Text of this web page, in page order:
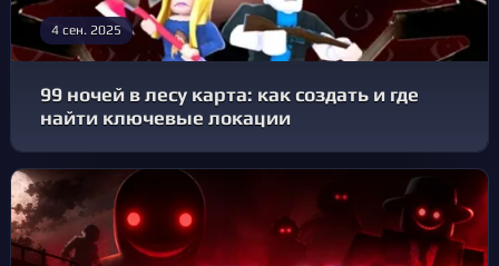
4 сен. 2025
99 ночей в лесу карта: как создать и где
найти ключевые локации